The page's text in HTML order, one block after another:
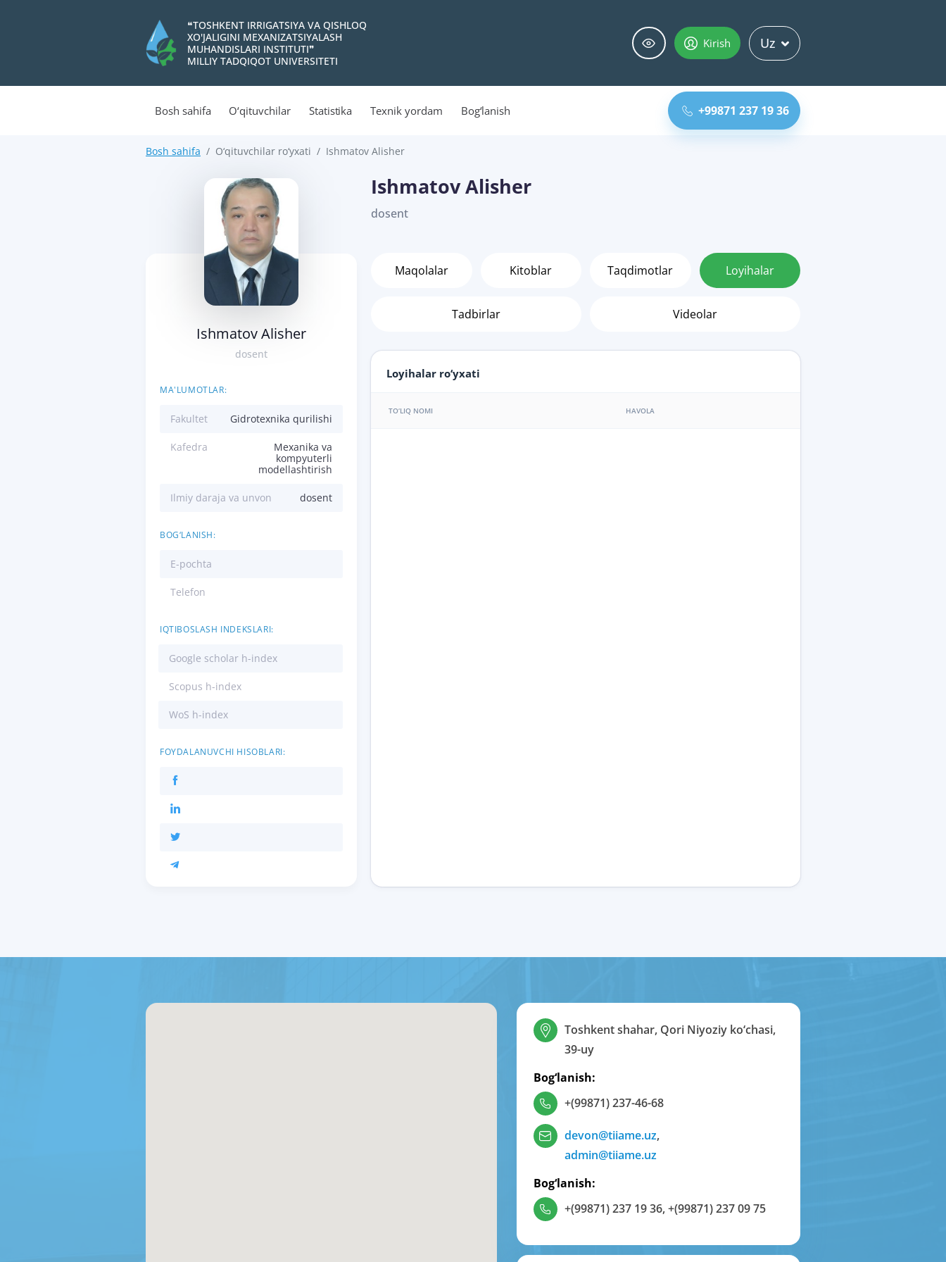
❝TOSHKENT IRRIGATSIYA VA QISHLOQ
XO'JALIGINI MEXANIZATSIYALASH
MUHANDISLARI INSTITUTI❞
MILLIY TADQIQOT UNIVERSITETI
Kirish Uz
Bosh sahifa O‘qituvchilar Statistika Texnik yordam Bog‘lanish +99871 237 19 36
Bosh sahifa O‘qituvchilar ro‘yxati Ishmatov Alisher
Ishmatov Alisher
dosent
MA'LUMOTLAR:
Fakultet Gidrotexnika qurilishi
Kafedra
Mexanika va
kompyuterli
modellashtirish
Ilmiy daraja va unvon dosent
BOG‘LANISH:
E-pochta
Telefon
IQTIBOSLASH INDEKSLARI:
Google scholar h-index
Scopus h-index
WoS h-index
FOYDALANUVCHI HISOBLARI:
Ishmatov Alisher
dosent
Maqolalar Kitoblar Taqdimotlar Loyihalar
Tadbirlar Videolar
Loyihalar ro‘yxati
TO‘LIQ NOMI HAVOLA
Toshkent shahar, Qori Niyoziy ko‘chasi,
39-uy
Bog‘lanish:
+(99871) 237-46-68
devon@tiiame.uz,
admin@tiiame.uz
Bog‘lanish:
+(99871) 237 19 36,+(99871) 237 09 75